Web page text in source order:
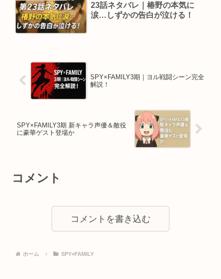
23話ネタバレ｜椿野の本気に
涙…しずかの告白が泣ける！
SPY×FAMILY3期｜ヨル戦闘シーン完全
解説！
SPY×FAMILY3期 新キャラ声優＆敵役
に豪華ゲスト登場か
コメント
コメントを書き込む
ホーム SPY×FAMILY